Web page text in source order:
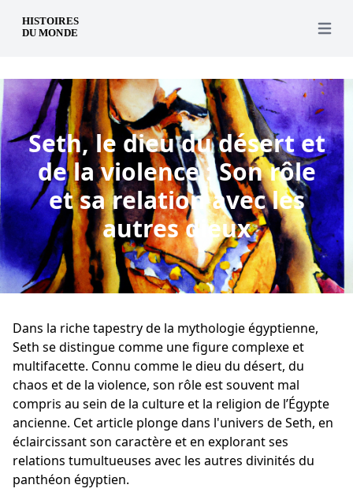
Open
Seth, le dieu du désert et
de la violence : Son rôle
et sa relation avec les
autres dieux
Dans la riche tapestry de la mythologie égyptienne,
Seth se distingue comme une figure complexe et
multifacette. Connu comme le dieu du désert, du
chaos et de la violence, son rôle est souvent mal
compris au sein de la culture et la religion de l’Égypte
ancienne. Cet article plonge dans l'univers de Seth, en
éclaircissant son caractère et en explorant ses
relations tumultueuses avec les autres divinités du
panthéon égyptien.